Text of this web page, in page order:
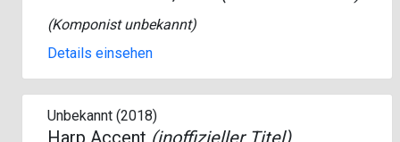
(Komponist unbekannt)
Details einsehen
Unbekannt (2018)
Harp Accent (inoffizieller Titel)